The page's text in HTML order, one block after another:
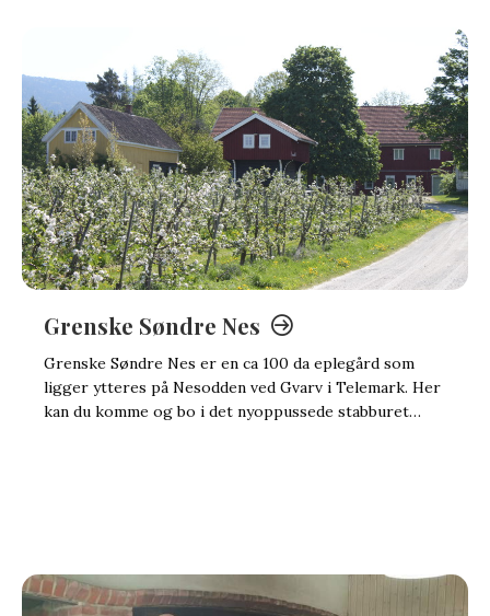
Grenske Søndre Nes
Grenske Søndre Nes er en ca 100 da eplegård som
ligger ytteres på Nesodden ved Gvarv i Telemark. Her
kan du komme og bo i det nyoppussede stabburet…